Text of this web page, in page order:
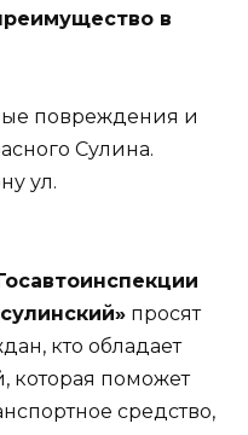
в
повреждения и
Сулина.
ул.
просят
кто обладает
которая поможет
средство,